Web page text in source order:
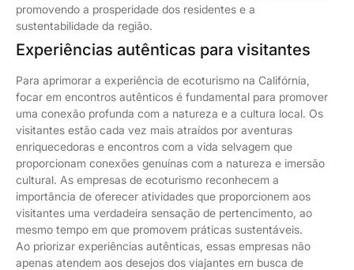
promovendo a prosperidade dos residentes e a
sustentabilidade da região.
Experiências autênticas para visitantes
Para aprimorar a experiência de ecoturismo na Califórnia,
focar em encontros autênticos é fundamental para promover
uma conexão profunda com a natureza e a cultura local. Os
visitantes estão cada vez mais atraídos por aventuras
enriquecedoras e encontros com a vida selvagem que
proporcionam conexões genuínas com a natureza e imersão
cultural. As empresas de ecoturismo reconhecem a
importância de oferecer atividades que proporcionem aos
visitantes uma verdadeira sensação de pertencimento, ao
mesmo tempo em que promovem práticas sustentáveis.
Ao priorizar experiências autênticas, essas empresas não
apenas atendem aos desejos dos viajantes em busca de